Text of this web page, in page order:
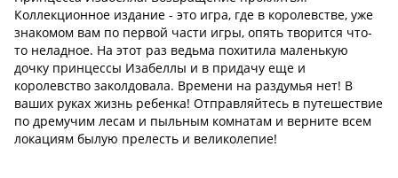
Коллекционное издание - это игра, где в королевстве, уже
знакомом вам по первой части игры, опять творится что-
то неладное. На этот раз ведьма похитила маленькую
дочку принцессы Изабеллы и в придачу еще и
королевство заколдовала. Времени на раздумья нет! В
ваших руках жизнь ребенка! Отправляйтесь в путешествие
по дремучим лесам и пыльным комнатам и верните всем
локациям былую прелесть и великолепие!